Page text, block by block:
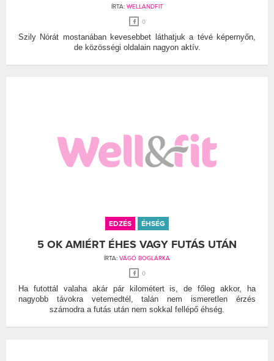
ÍRTA: WELLANDFIT
0
Szily Nórát mostanában kevesebbet láthatjuk a tévé képernyőn,
de közösségi oldalain nagyon aktív.
EDZÉS ÉHSÉG
5 OK AMIÉRT ÉHES VAGY FUTÁS UTÁN
ÍRTA: VÁGÓ BOGLÁRKA
0
Ha futottál valaha akár pár kilométert is, de főleg akkor, ha
nagyobb távokra vetemedtél, talán nem ismeretlen érzés
számodra a futás után nem sokkal fellépő éhség.